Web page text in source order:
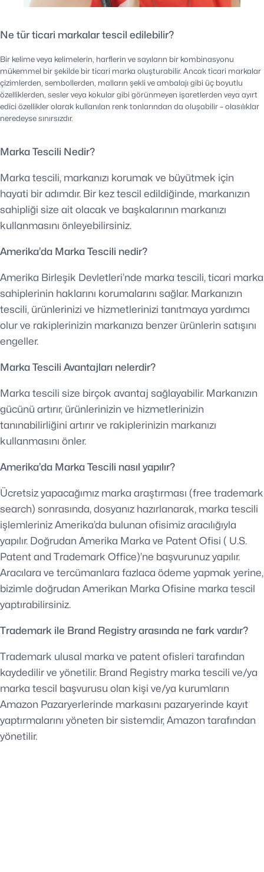
Ne tür ticari markalar tescil edilebilir?
Bir kelime veya kelimelerin, harflerin ve sayıların bir kombinasyonu
mükemmel bir şekilde bir ticari marka oluşturabilir. Ancak ticari markalar
çizimlerden, sembollerden, malların şekli ve ambalajı gibi üç boyutlu
özelliklerden, sesler veya kokular gibi görünmeyen işaretlerden veya ayırt
edici özellikler olarak kullanılan renk tonlarından da oluşabilir – olasılıklar
neredeyse sınırsızdır.
Marka Tescili Nedir?
Marka tescili, markanızı korumak ve büyütmek için
hayati bir adımdır. Bir kez tescil edildiğinde, markanızın
sahipliği size ait olacak ve başkalarının markanızı
kullanmasını önleyebilirsiniz.
Amerika’da Marka Tescili nedir?
Amerika Birleşik Devletleri’nde marka tescili, ticari marka
sahiplerinin haklarını korumalarını sağlar. Markanızın
tescili, ürünlerinizi ve hizmetlerinizi tanıtmaya yardımcı
olur ve rakiplerinizin markanıza benzer ürünlerin satışını
engeller.
Marka Tescili Avantajları nelerdir?
Marka tescili size birçok avantaj sağlayabilir. Markanızın
gücünü artırır, ürünlerinizin ve hizmetlerinizin
tanınabilirliğini artırır ve rakiplerinizin markanızı
kullanmasını önler.
Amerika’da Marka Tescili nasıl yapılır?
Ücretsiz yapacağımız marka araştırması (free trademark
search) sonrasında, dosyanız hazırlanarak, marka tescili
işlemleriniz Amerika’da bulunan ofisimiz aracılığıyla
yapılır. Doğrudan Amerika Marka ve Patent Ofisi ( U.S.
Patent and Trademark Office)’ne başvurunuz yapılır.
Aracılara ve tercümanlara fazlaca ödeme yapmak yerine,
bizimle doğrudan Amerikan Marka Ofisine marka tescil
yaptırabilirsiniz.
Trademark ile Brand Registry arasında ne fark vardır?
Trademark ulusal marka ve patent ofisleri tarafından
kaydedilir ve yönetilir. Brand Registry marka tescili ve/ya
marka tescil başvurusu olan kişi ve/ya kurumların
Amazon Pazaryerlerinde markasını pazaryerinde kayıt
yaptırmalarını yöneten bir sistemdir, Amazon tarafından
yönetilir.